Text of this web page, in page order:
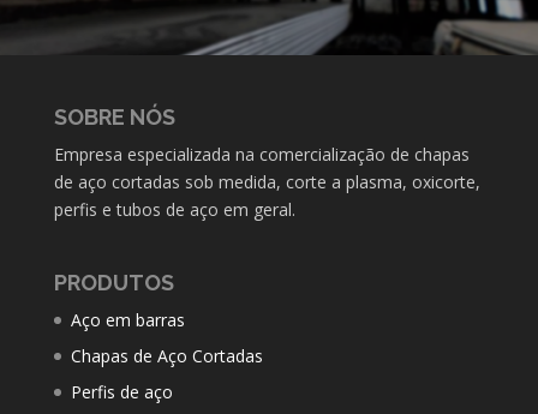
SOBRE NÓS
Empresa especializada na comercialização de chapas
de aço cortadas sob medida, corte a plasma, oxicorte,
perfis e tubos de aço em geral.
PRODUTOS
Aço em barras
Chapas de Aço Cortadas
Perfis de aço